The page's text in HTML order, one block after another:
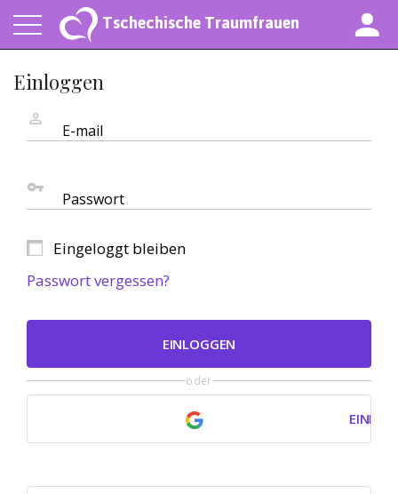
Tschechische Traumfrauen
Einloggen
E-mail
Passwort
Eingeloggt bleiben
Passwort vergessen?
EINLOGGEN
oder